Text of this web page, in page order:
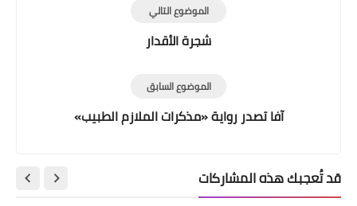
الموضوع التالي
شجرة الأقدار
الموضوع السابق
آفا تصدر رواية «مذكرات الملازم الطبيب»
قد تُعجبك هذه المشاركات